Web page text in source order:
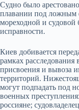
Судно было
плавании под ложным
мореходной и судовой
исправности.
Киев добивается
рамках
присвоения и вывоза
территорий.
могут подпадать под
военных
россияне;